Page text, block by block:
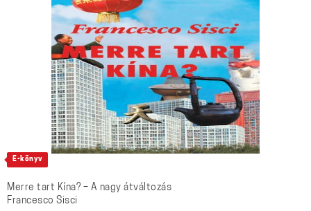
E-könyv
Merre tart Kína? – A nagy átváltozás
Francesco Sisci